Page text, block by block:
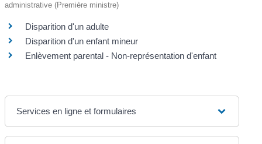
administrative (Première ministre)
Disparition d'un adulte
Disparition d'un enfant mineur
Enlèvement parental - Non-représentation d'enfant
Services en ligne et formulaires